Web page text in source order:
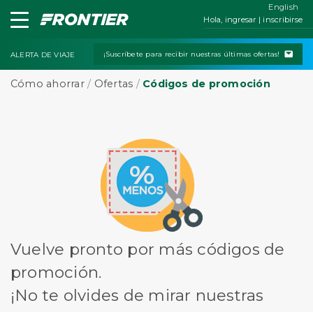
Hola, ingresar | inscribirse
ALERTA DE VIAJE ¡Suscríbete para recibir nuestras últimas ofertas!
Cómo ahorrar/ Ofertas / Códigos de promoción
Vuelve pronto por más códigos de
promoción.
¡No te olvides de mirar nuestras
English